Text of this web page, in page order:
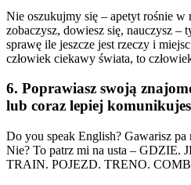
Nie oszukujmy się – apetyt rośnie w
zobaczysz, dowiesz się, nauczysz –
sprawę ile jeszcze jest rzeczy i
człowiek ciekawy świata, to
6. Poprawiasz swoją
lub coraz lepiej
Do you speak English? Gawarisz pa
Nie? To patrz mi na usta – GDZIE.
TRAIN. POJEZD. TRENO.